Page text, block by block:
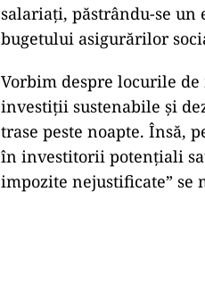
salariați, păstrându-se
bugetului asigurărilor
Vorbim despre locurile
investiții sustenabile și
trase peste noapte. Însă,
în investitorii potențiali
impozite nejustificate” se